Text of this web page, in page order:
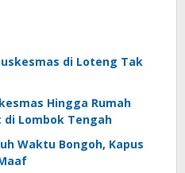
di Loteng Tak
Hingga Rumah
Lombok Tengah
Waktu Bongoh, Kapus